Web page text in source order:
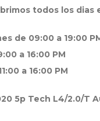
todos los dias
de 09:00 a 19:00
a 16:00 PM
a 16:00 PM
5p Tech L4/2.0/T